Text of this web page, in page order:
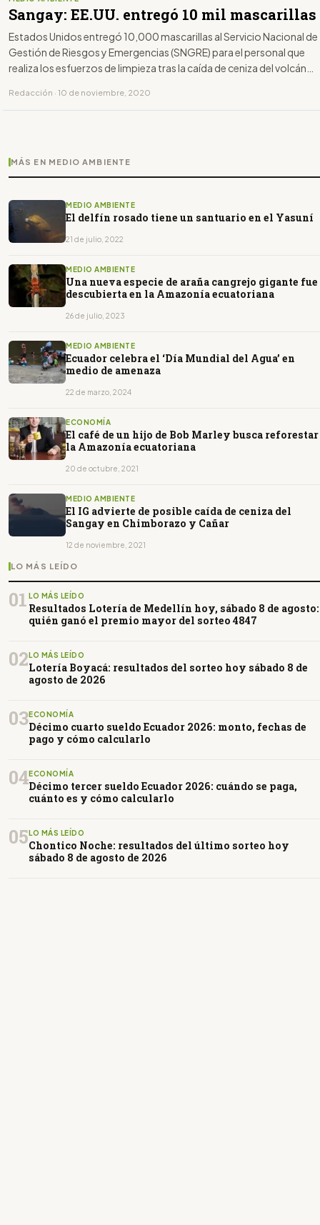
Sangay: EE.UU. entregó 10 mil mascarillas
Estados Unidos entregó 10,000 mascarillas al Servicio Nacional de
Gestión de Riesgos y Emergencias (SNGRE) para el personal que
realiza los esfuerzos de limpieza tras la caída de ceniza del volcán
Redacción · 10 de noviembre, 2020
MÁS EN MEDIO AMBIENTE
MEDIO AMBIENTE
El delfín rosado tiene un santuario en el Yasuní
21 de julio, 2022
MEDIO AMBIENTE
Una nueva especie de araña cangrejo gigante fue
descubierta en la Amazonía ecuatoriana
26 de julio, 2023
MEDIO AMBIENTE
Ecuador celebra el ‘Día Mundial del Agua’ en
medio de amenaza
22 de marzo, 2024
ECONOMÍA
El café de un hijo de Bob Marley busca reforestar
la Amazonía ecuatoriana
20 de octubre, 2021
MEDIO AMBIENTE
El IG advierte de posible caída de ceniza del
Sangay en Chimborazo y Cañar
12 de noviembre, 2021
LO MÁS LEÍDO
01 LO MÁS LEÍDO
Resultados Lotería de Medellín hoy, sábado 8 de agosto:
quién ganó el premio mayor del sorteo 4847
02LO MÁS LEÍDO
Lotería Boyacá: resultados del sorteo hoy sábado 8 de
agosto de 2026
03ECONOMÍA
Décimo cuarto sueldo Ecuador 2026: monto, fechas de
pago y cómo calcularlo
04ECONOMÍA
Décimo tercer sueldo Ecuador 2026: cuándo se paga,
cuánto es y cómo calcularlo
05LO MÁS LEÍDO
Chontico Noche: resultados del último sorteo hoy
sábado 8 de agosto de 2026